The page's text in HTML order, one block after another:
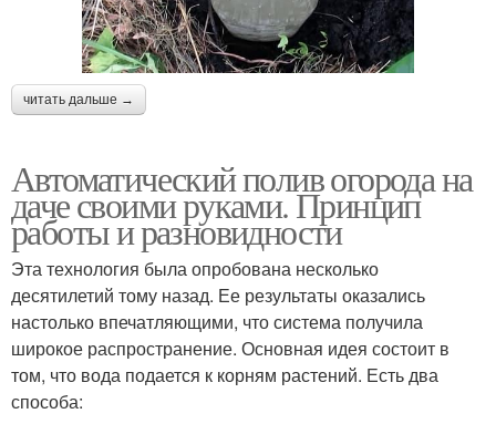
читать дальше →
Автоматический полив огорода на
даче своими руками. Принцип
работы и разновидности
Эта технология была опробована несколько
десятилетий тому назад. Ее результаты оказались
настолько впечатляющими, что система получила
широкое распространение. Основная идея состоит в
том, что вода подается к корням растений. Есть два
способа: